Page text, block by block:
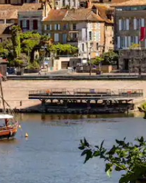
do teclado ou tocando e